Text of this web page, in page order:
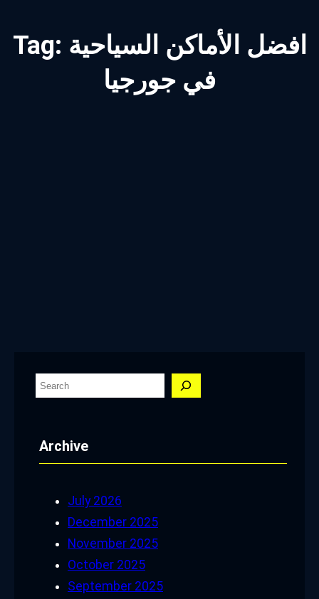
Tag: افضل الأماكن السياحية
في جورجيا
S
rArchive
July 2026
December 2025
November 2025
October 2025
September 2025